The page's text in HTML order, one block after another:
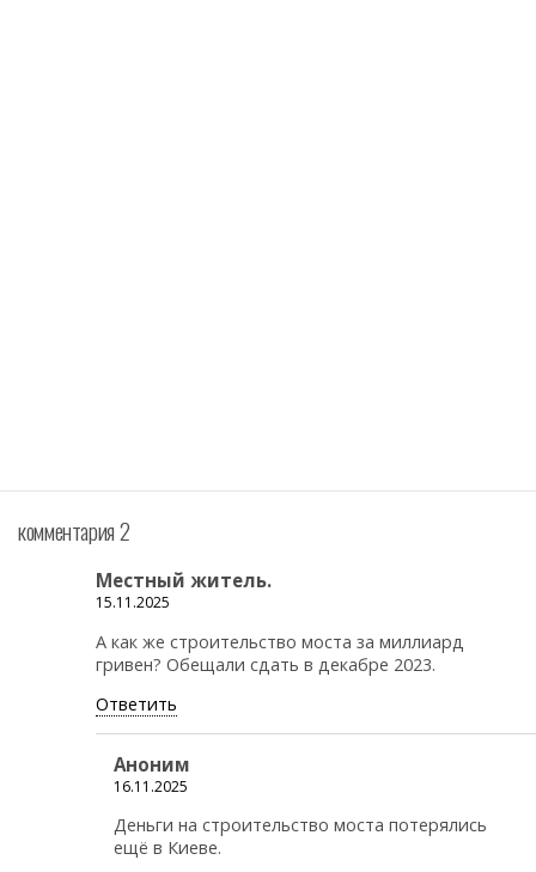
комментария 2
Местный житель.
15.11.2025
А как же строительство моста за миллиард
гривен? Обещали сдать в декабре 2023.
Ответить
Аноним
16.11.2025
Деньги на строительство моста потерялись
ещё в Киеве.